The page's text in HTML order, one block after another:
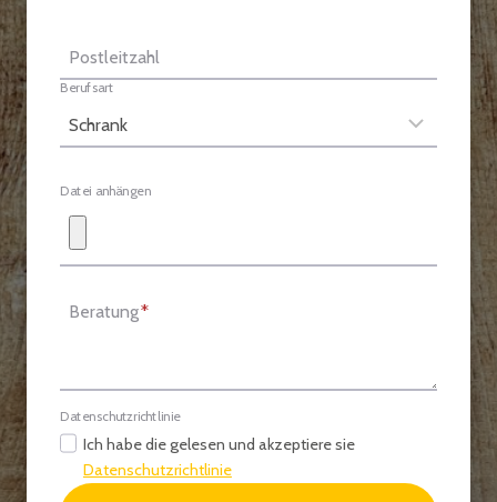
Postleitzahl
Berufsart
Datei anhängen
Beratung*
Datenschutzrichtlinie
Ich habe die gelesen und akzeptiere sie
Datenschutzrichtlinie